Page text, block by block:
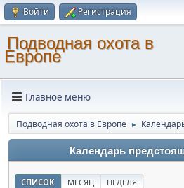
Войти Регистрация
Подводная охота в
Европе
Главное меню
Подводная охота в Европе ►
Календарь
СПИСОК МЕСЯЦ НЕДЕЛЯ